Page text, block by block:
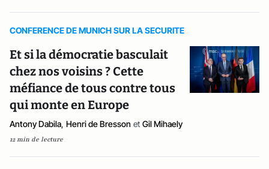
CONFERENCE DE MUNICH SUR LA SECURITE
Et si la démocratie basculait
chez nos voisins ? Cette
méfiance de tous contre tous
qui monte en Europe
Antony Dabila, Henri de Bresson et Gil Mihaely
12 min de lecture